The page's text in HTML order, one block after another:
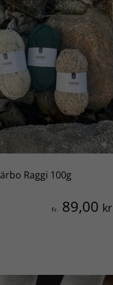
Raggi 100g
Fr. 89,00 kr